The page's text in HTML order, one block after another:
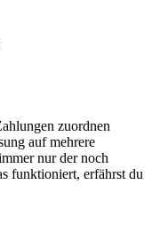
zuordnen
auf mehrere
nur der noch
funktioniert, erfährst du